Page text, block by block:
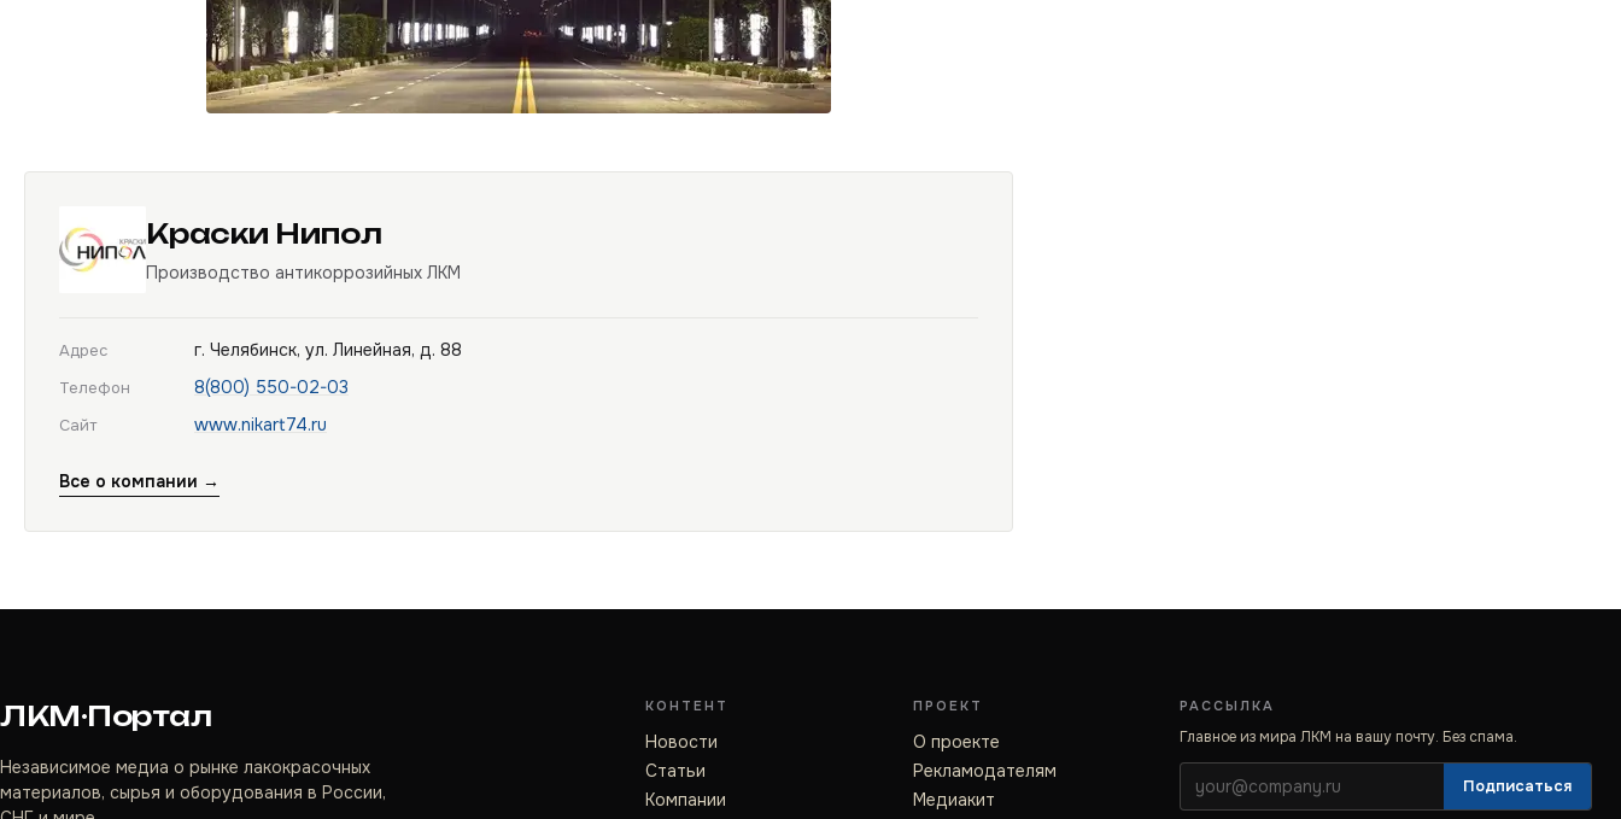
Краски Нипол
Производство антикоррозийных ЛКМ
Адрес г. Челябинск, ул. Линейная, д. 88
Телефон 8(800) 550-02-03
Сайт www.nikart74.ru
Все о компании →
ЛКМ·Портал
Независимое медиа о рынке лакокрасочных
материалов, сырья и оборудования в России,
КОНТЕНТ
Новости
Статьи
Компании
ПРОЕКТ
О проекте
Рекламодателям
Медиакит
РАССЫЛКА
Главное из мира ЛКМ на вашу почту. Без спама.
Подписаться